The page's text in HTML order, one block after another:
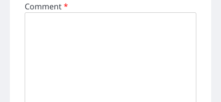
Comment*